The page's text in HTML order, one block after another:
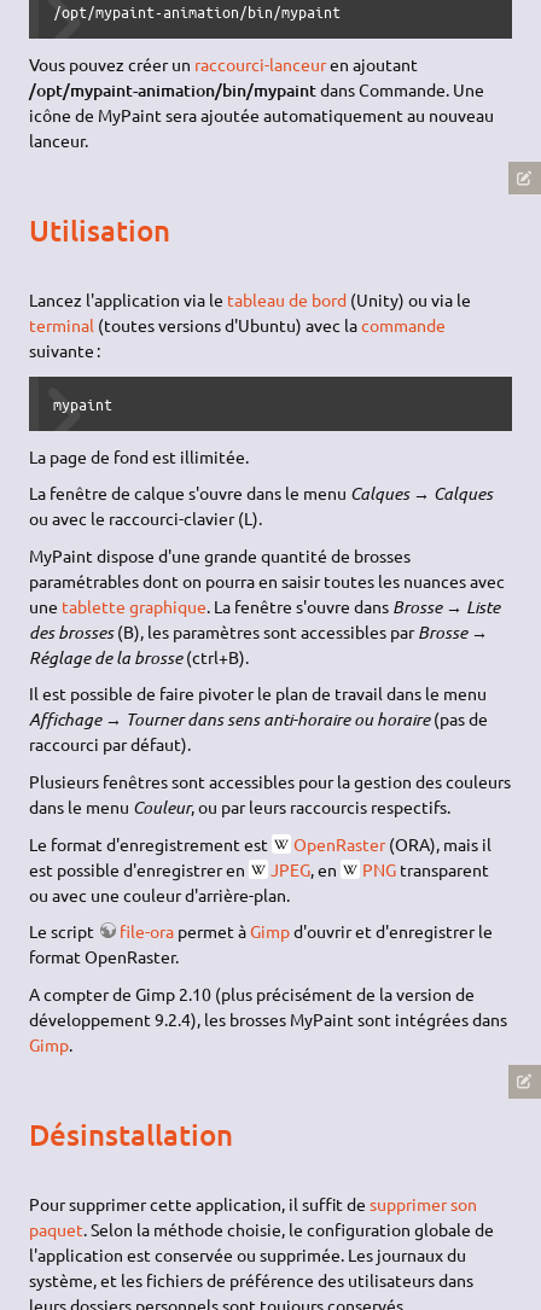
/opt/mypaint-animation/bin/mypaint
Vous pouvez créer un raccourci-lanceuren ajoutant
/opt/mypaint-animation/bin/mypaintdans Commande. Une
icône de MyPaint sera ajoutée automatiquement au nouveau
lanceur.
Utilisation
Lancez l'application via le tableau de bord (Unity) ou via le
terminal (toutes versions d'Ubuntu) avec lacommande
suivante :
mypaint
La page de fond est illimitée.
La fenêtre de calque s'ouvre dans le menu Calques → Calques
ou avec le raccourci-clavier (L).
MyPaint dispose d'une grande quantité de brosses
paramétrables dont on pourra en saisir toutes les nuances avec
une tablette graphique. La fenêtre s'ouvre dans Brosse → Liste
des brosses(B), les paramètres sont accessibles parBrosse →
Réglage de la brosse(ctrl+B).
Il est possible de faire pivoter le plan de travail dans le menu
Affichage → Tourner dans sens anti-horaire ou horaire(pas de
raccourci par défaut).
Plusieurs fenêtres sont accessibles pour la gestion des couleurs
dans le menu Couleur, ou par leurs raccourcis respectifs.
Le format d'enregistrement est
OpenRaster(ORA), mais il
est possible d'enregistrer en
JPEG, en PNG transparent
ou avec une couleur d'arrière-plan.
Le script
file-ora permet àGimpd'ouvrir et d'enregistrer le
format OpenRaster.
A compter de Gimp 2.10 (plus précisément de la version de
développement 9.2.4), les brosses MyPaint sont intégrées dans
Gimp.
Désinstallation
Pour supprimer cette application, il suffit desupprimer son
paquet. Selon la méthode choisie, le configuration globale de
l'application est conservée ou supprimée. Les journaux du
système, et les fichiers de préférence des utilisateurs dans
leurs dossiers personnels sont toujours conservés.